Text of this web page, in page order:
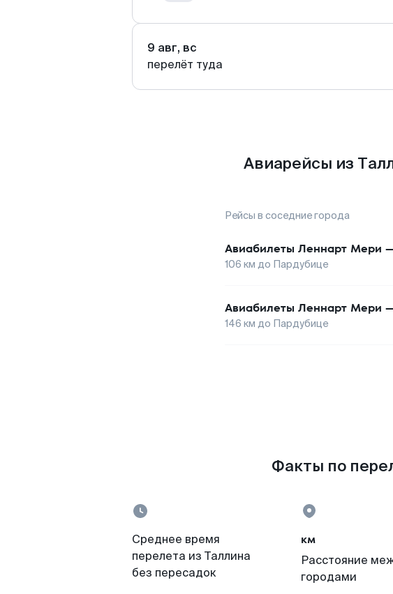
9 авг, вс
перелёт туда
Авиарейсы из
Рейсы в соседние города
Авиабилеты Леннарт Мери
106 км до Пардубице
Авиабилеты Леннарт Мери
146 км до Пардубице
Факты по
Среднее время
перелета из Таллина
без пересадок
км
Расстояние
городами